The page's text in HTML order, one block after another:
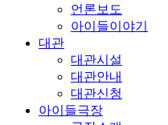
언론보도
아이들이야기
대관
대관시설
대관안내
대관신청
아이들극장